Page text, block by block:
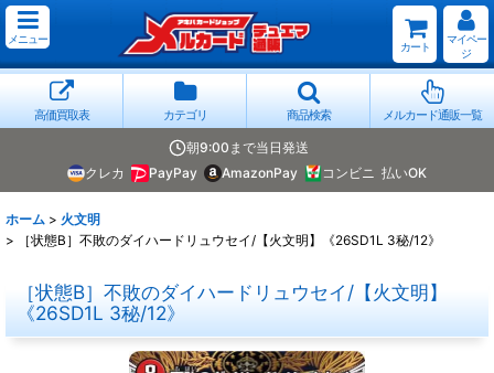
メニュー
カート
マイペー
ジ
高価買取表 カテゴリ 商品検索 メルカード通販一覧
朝9:00まで当日発送
クレカ
PayPay AmazonPay コンビニ 払いOK
ホーム > 火文明
>
［状態B］不敗のダイハードリュウセイ/【火文明】《26SD1L 3秘/12》
［状態B］不敗のダイハードリュウセイ/【火文明】
《26SD1L 3秘/12》